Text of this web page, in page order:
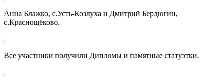
Анна Блажко, с.Усть-Козлуха и Дмитрий Бердюгин,
с.Краснощёково.
Все участники получили Дипломы и памятные статуэтки.